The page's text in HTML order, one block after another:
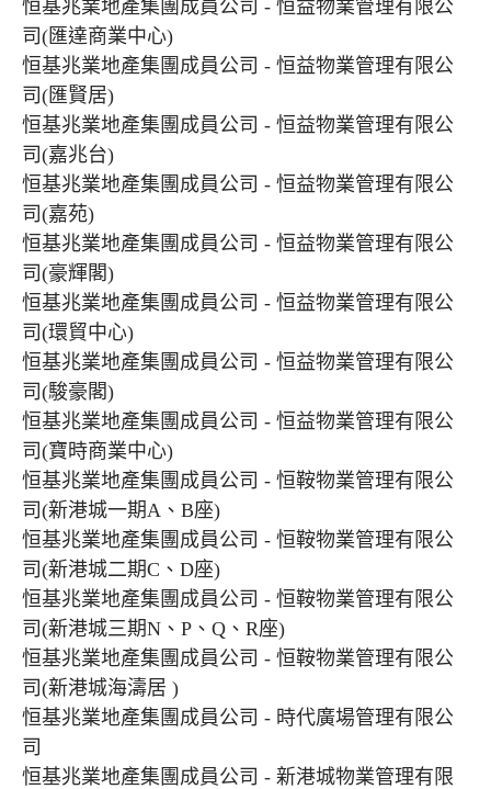
恒基兆業地產集團成員公司 - 恒益物業管理有限公
司(匯達商業中心)
恒基兆業地產集團成員公司 - 恒益物業管理有限公
司(匯賢居)
恒基兆業地產集團成員公司 - 恒益物業管理有限公
司(嘉兆台)
恒基兆業地產集團成員公司 - 恒益物業管理有限公
司(嘉苑)
恒基兆業地產集團成員公司 - 恒益物業管理有限公
司(豪輝閣)
恒基兆業地產集團成員公司 - 恒益物業管理有限公
司(環貿中心)
恒基兆業地產集團成員公司 - 恒益物業管理有限公
司(駿豪閣)
恒基兆業地產集團成員公司 - 恒益物業管理有限公
司(寶時商業中心)
恒基兆業地產集團成員公司 - 恒鞍物業管理有限公
司(新港城一期A、B座)
恒基兆業地產集團成員公司 - 恒鞍物業管理有限公
司(新港城二期C、D座)
恒基兆業地產集團成員公司 - 恒鞍物業管理有限公
司(新港城三期N、P、Q、R座)
恒基兆業地產集團成員公司 - 恒鞍物業管理有限公
司(新港城海濤居 )
恒基兆業地產集團成員公司 - 時代廣場管理有限公
司
恒基兆業地產集團成員公司 - 新港城物業管理有限